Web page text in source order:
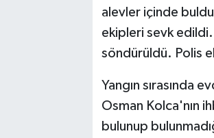
alevler içinde
ekipleri sevk edildi.
söndürüldü. Polis
Yangın sırasında
Osman Kolca'nın
bulunup